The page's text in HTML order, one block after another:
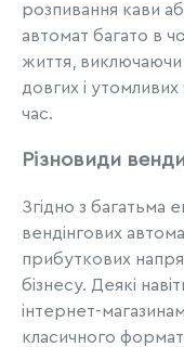
розпивання кави
автомат багато в
життя, виключаючи
довгих і
час.
Різновиди
Згідно з багатьма
вендінгових
прибуткових
бізнесу. Деякі
інтернет-
класичного